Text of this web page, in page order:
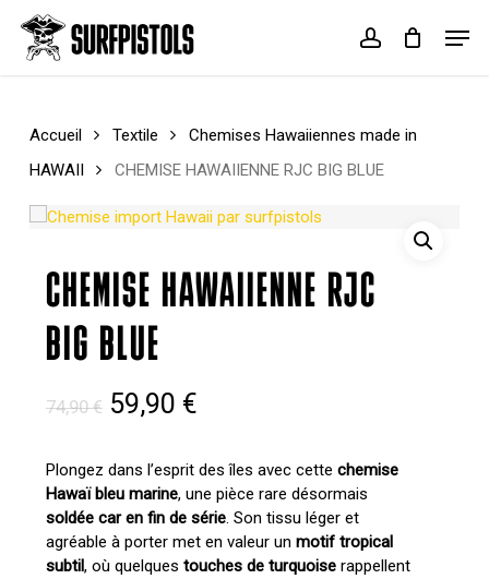
main
account
Cart Close
Accueil Textile
Chemises Hawaiiennes made in
HAWAII
CHEMISE HAWAIIENNE RJC BIG BLUE
CHEMISE HAWAIIENNE RJC
BIG BLUE
74,90€ Le
initial
était :
74,90 €.
59,90 €Le
actuel
est :
59,90 €.
Plongez dans l’esprit des îles avec cette chemise
Hawaï bleu marine, une pièce rare désormais
soldée car en fin de série. Son tissu léger et
agréable à porter met en valeur un motif tropical
subtil, où quelques touches de turquoiserappellent